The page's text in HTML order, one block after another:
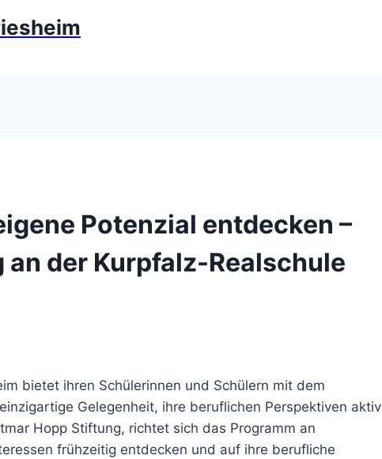
Potenzial entdecken –
der Kurpfalz-Realschule
bietet ihren Schülerinnen und Schülern mit dem
Gelegenheit, ihre beruflichen Perspektiven aktiv
Hopp Stiftung, richtet sich das Programm an
frühzeitig entdecken und auf ihre berufliche